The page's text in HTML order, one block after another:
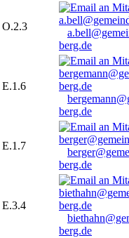
O.2.3
berg.de
E.1.6
berg.de
E.1.7
berg.de
E.3.4
berg.de